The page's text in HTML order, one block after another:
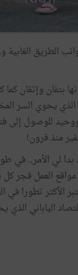
الطريق الغابية
بتفان وإتقانكما
الذي يحوي السر
للوصول إلى
منذ قرون!
بدا لي الأمر.. في
مواقع العمل فجركل
الأكثر تطورا في
الياباني الذي